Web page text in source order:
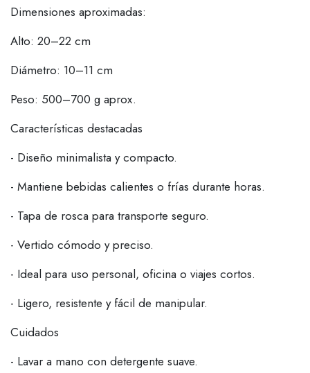
Dimensiones aproximadas:
Alto: 20–22 cm
Diámetro: 10–11 cm
Peso: 500–700 g aprox.
Características destacadas
- Diseño minimalista y compacto.
- Mantiene bebidas calientes o frías durante horas.
- Tapa de rosca para transporte seguro.
- Vertido cómodo y preciso.
- Ideal para uso personal, oficina o viajes cortos.
- Ligero, resistente y fácil de manipular.
Cuidados
- Lavar a mano con detergente suave.